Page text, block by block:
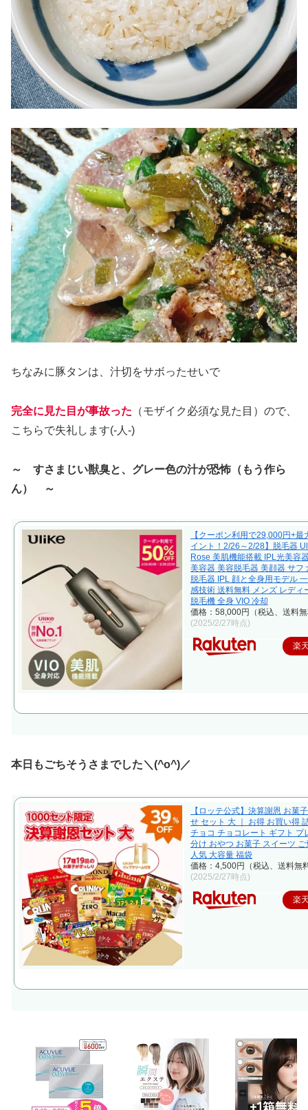
ちなみに豚タンは、汁切をサボったせいで
完全に見た目が事故った （モザイク必須な見た目）ので、
こちらで失礼します(‐人‐)
～ すさまじい獣臭と、グレー色の汁が恐怖（もう作ら
ん） ～
【クーポン利用で29,000円+最
イント！2/26～2/28】脱毛器
Rose 美肌機能搭載 IPL光美容
美容器 美容脱毛器 美顔器 サフ
脱毛器 IPL 顔と全身用モデル
感技術 送料無料 メンズ レディ
脱毛機 全身 VIO 冷却
価格：58,000円（税込、送料
(2025/2/27時点)
楽
本日もごちそうさまでした＼(^o^)／
【ロッテ公式】決算謝恩 お菓
せ セット 大 ｜ お得 お買い得
チョコ チョコレート ギフト プ
分け おやつ お菓子 スイーツ
人気 大容量 福袋
価格：4,500円（税込、送料無
(2025/2/27時点)
楽